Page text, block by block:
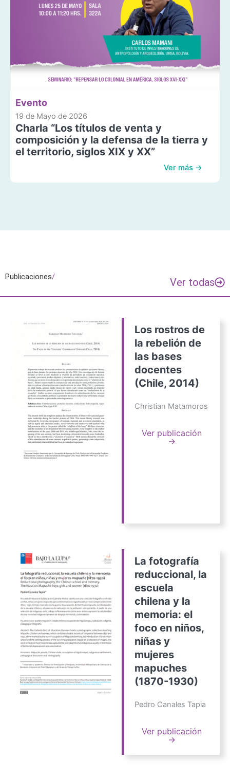
Evento
19 de Mayo de 2026
Charla “Los títulos de venta y
composición y la defensa de la tierra y
el territorio, siglos XIX y XX”
Ver más →
Publicaciones/ Ver todas
Los rostros de
la rebelión de
las bases
docentes
(Chile, 2014)
Christian Matamoros
Ver publicación
→
La fotografía
reduccional, la
escuela
chilena y la
memoria: el
foco en niños,
niñas y
mujeres
mapuches
(1870-1930)
Pedro Canales Tapia
Ver publicación
→